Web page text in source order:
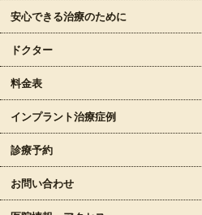
安心できる治療のために
ドクター
料金表
インプラント治療症例
診療予約
お問い合わせ